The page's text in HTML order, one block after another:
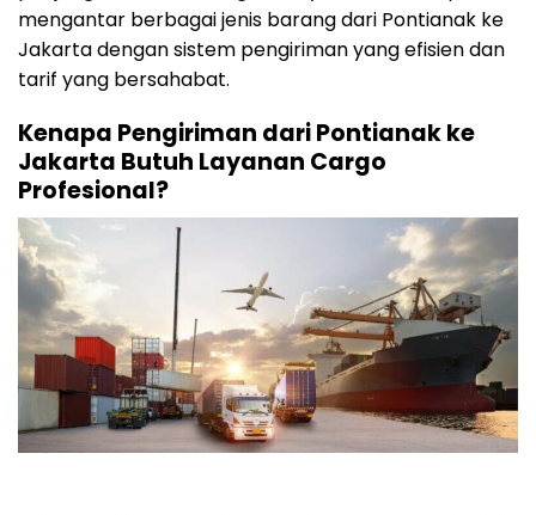
mengantar berbagai jenis barang dari Pontianak ke
Jakarta dengan sistem pengiriman yang efisien dan
tarif yang bersahabat.
Kenapa Pengiriman dari Pontianak ke
Jakarta Butuh Layanan Cargo
Profesional?